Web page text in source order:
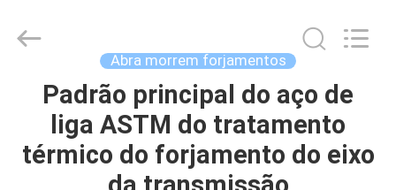
CASA
PRODUTOS
ENERGY
Abra morrem forjamentos
Padrão principal do aço de
liga ASTM do tratamento
térmico do forjamento do eixo